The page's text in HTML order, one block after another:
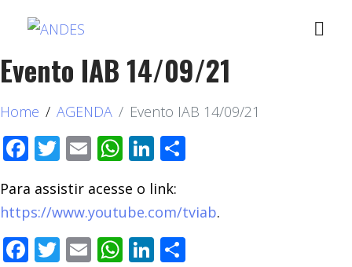
Evento IAB 14/09/21
Home AGENDA Evento IAB 14/09/21
Facebook
Twitter
EmailWhatsApp
LinkedIn
Para assistir acesse o link:
https://www.youtube.com/tviab.
Facebook
Twitter
EmailWhatsApp
LinkedIn